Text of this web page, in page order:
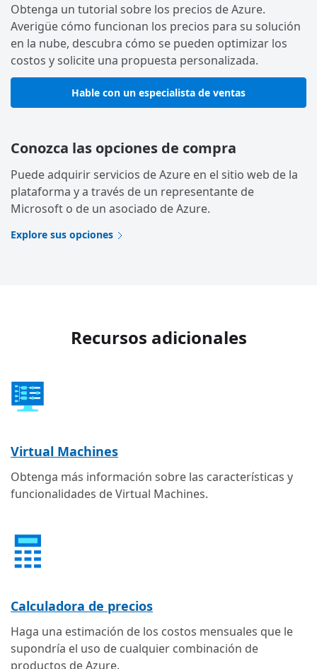
Obtenga un tutorial sobre los precios de Azure.
Averigüe cómo funcionan los precios para su solución
en la nube, descubra cómo se pueden optimizar los
costos y solicite una propuesta personalizada.
Hable con un especialista de ventas
Conozca las opciones de compra
Puede adquirir servicios de Azure en el sitio web de la
plataforma y a través de un representante de
Microsoft o de un asociado de Azure.
Explore sus opciones
Recursos adicionales
Virtual Machines
Obtenga más información sobre las características y
funcionalidades de Virtual Machines.
Calculadora de precios
Haga una estimación de los costos mensuales que le
supondría el uso de cualquier combinación de
productos de Azure.